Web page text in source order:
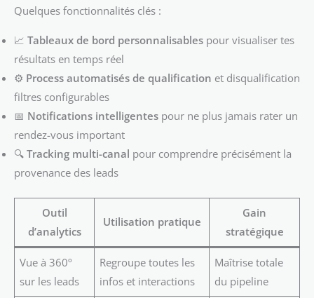
Quelques fonctionnalités clés :
📈 Tableaux de bord personnalisables pour visualiser tes
résultats en temps réel
⚙️ Process automatisés de qualification et disqualification
filtres configurables
📅 Notifications intelligentes pour ne plus jamais rater un
rendez-vous important
🔍 Tracking multi-canal pour comprendre précisément la
provenance des leads
Outil
d’analytics
Utilisation pratique
Gain
stratégique
Vue à 360º
sur les leads
Regroupe toutes les
infos et interactions
Maîtrise totale
du pipeline